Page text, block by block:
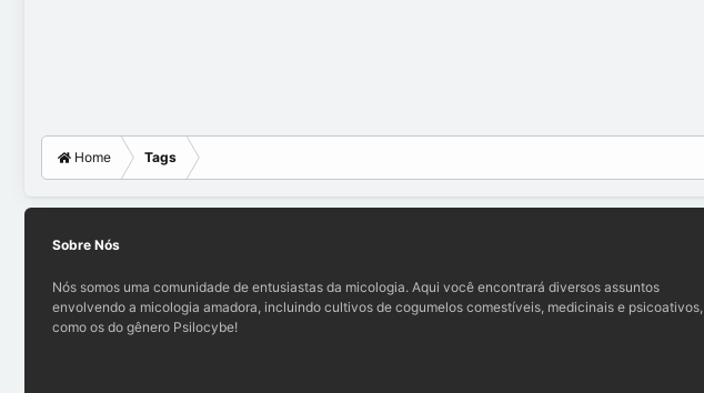
Home Tags
Sobre Nós
Nós somos uma comunidade de entusiastas da micologia. Aqui você encontrará diversos assuntos
envolvendo a micologia amadora, incluindo cultivos de cogumelos comestíveis, medicinais e psicoativos,
como os do gênero Psilocybe!